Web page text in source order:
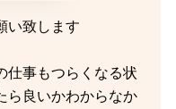
い致します
仕事もつらくなる状
ら良いかわからなか